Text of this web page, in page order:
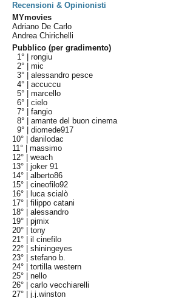
Recensioni & Opinionisti
MYmovies
Adriano De Carlo
Andrea Chirichelli
Pubblico (per gradimento)
1° |rongiu
2° |mic
3° |alessandro pesce
4° |accuccu
5° |marcello
6° |cielo
7° |fangio
8° |amante del buon cinema
9° |diomede917
10° |danilodac
11° |massimo
12° |weach
13° |joker 91
14° |alberto86
15° |cineofilo92
16° |
luca scialò
17° |filippo catani
18° |alessandro
19° |pjmix
20° |tony
21° |il cinefilo
22° |shiningeyes
23° |stefano b.
24° |tortilla western
25° |nello
26° |carlo vecchiarelli
27° |j.j.winston